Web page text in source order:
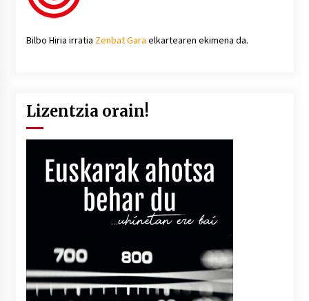
Bilbo Hiria irratia Zenbat Gara elkartearen ekimena da.
Lizentzia orain!